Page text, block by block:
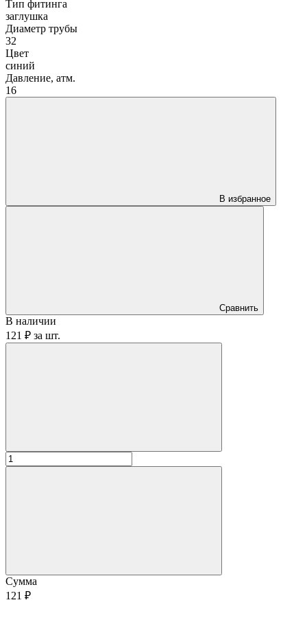
Тип фитинга
заглушка
Диаметр трубы
32
Цвет
синий
Давление, атм.
16
В избранное
Сравнить
В наличии
121 ₽ за шт.
Сумма
121 ₽